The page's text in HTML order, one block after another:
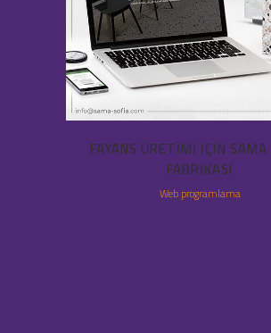
FAYANS ÜRETIMI IÇIN
FABRIKASI
Web programlama